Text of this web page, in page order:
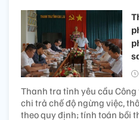
Thanh tra tỉnh yêu cầu Công
chi trả chế độ ngừng việc,
theo quy định; tính toán bồi